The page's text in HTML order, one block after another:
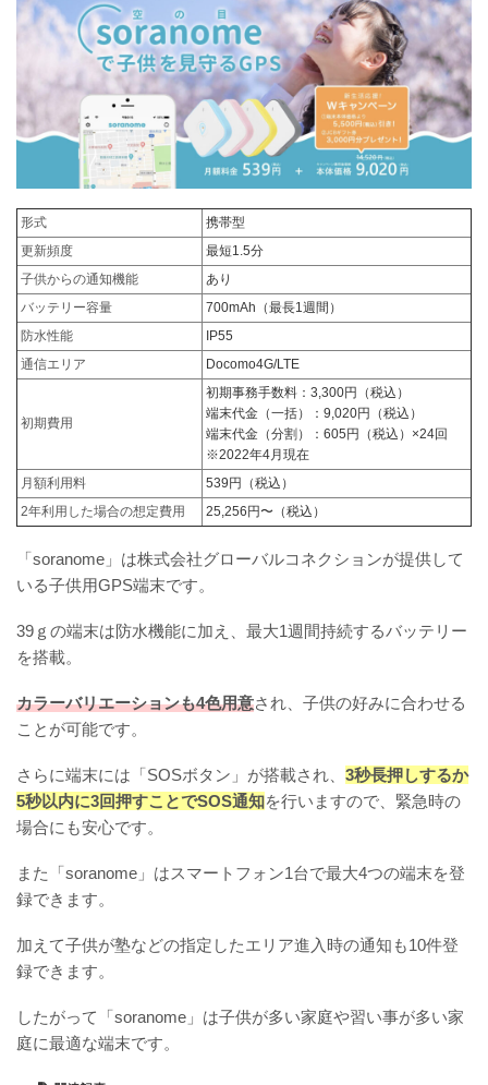
形式
携帯型
更新頻度
最短1.5分
子供からの通知機能
あり
バッテリー容量
700mAh（最長1週間）
防水性能
IP55
通信エリア
Docomo4G/LTE
初期費用
初期事務手数料：3,300円（税込）
端末代金（一括）：9,020円（税込）
端末代金（分割）：605円（税込）×24回
※2022年4月現在
月額利用料
539円（税込）
2年利用した場合の想定費用
25,256円〜（税込）
「soranome」は株式会社グローバルコネクションが提供して
いる子供用GPS端末です。
39ｇの端末は防水機能に加え、最大1週間持続するバッテリー
を搭載。
カラーバリエーションも4色用意され、子供の好みに合わせる
ことが可能です。
さらに端末には「SOSボタン」が搭載され、 3秒長押しするか
5秒以内に3回押すことでSOS通知を行いますので、緊急時の
場合にも安心です。
また「soranome」はスマートフォン1台で最大4つの端末を登
録できます。
加えて子供が塾などの指定したエリア進入時の通知も10件登
録できます。
したがって「soranome」は子供が多い家庭や習い事が多い家
庭に最適な端末です。